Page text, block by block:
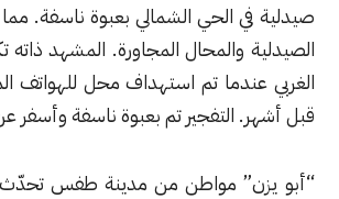
الحي الشمالي بعبوة ناسفة. مما أدّى إلى
والمحال المجاورة. المشهد ذاته تكرر في
تم استهداف محل للهواتف المحمولة
التفجير تم بعبوة ناسفة وأسفر عن أضرار
مواطن من مدينة طفس تحدّث ل”موقع